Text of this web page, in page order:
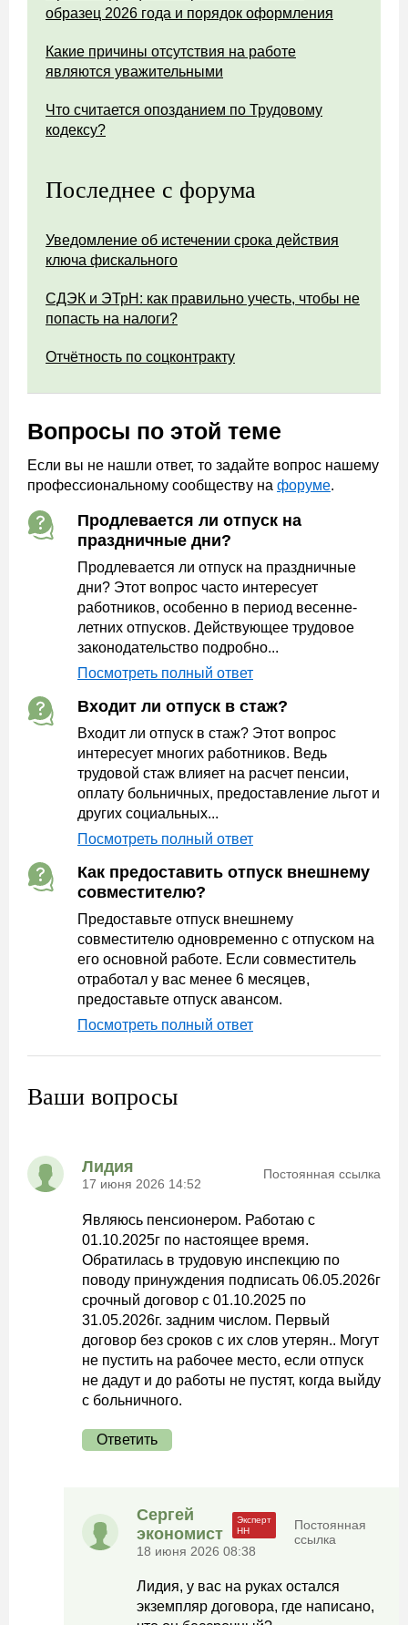
образец 2026 года и порядок оформления
Какие причины отсутствия на работе
являются уважительными
Что считается опозданием по Трудовому
кодексу?
Последнее с форума
Уведомление об истечении срока действия
ключа фискального
СДЭК и ЭТрН: как правильно учесть, чтобы не
попасть на налоги?
Отчётность по соцконтракту
Вопросы по этой теме
Если вы не нашли ответ, то задайте вопрос нашему
профессиональному сообществу на форуме.
Продлевается ли отпуск на
праздничные дни?
Продлевается ли отпуск на праздничные
дни? Этот вопрос часто интересует
работников, особенно в период весенне-
летних отпусков. Действующее трудовое
законодательство подробно...
Посмотреть полный ответ
Входит ли отпуск в стаж?
Входит ли отпуск в стаж? Этот вопрос
интересует многих работников. Ведь
трудовой стаж влияет на расчет пенсии,
оплату больничных, предоставление льгот и
других социальных...
Посмотреть полный ответ
Как предоставить отпуск внешнему
совместителю?
Предоставьте отпуск внешнему
совместителю одновременно с отпуском на
его основной работе. Если совместитель
отработал у вас менее 6 месяцев,
предоставьте отпуск авансом.
Посмотреть полный ответ
Ваши вопросы
Лидия
17 июня 2026 14:52
Постоянная ссылка
Являюсь пенсионером. Работаю с
01.10.2025г по настоящее время.
Обратилась в трудовую инспекцию по
поводу принуждения подписать 06.05.2026г
срочный договор с 01.10.2025 по
31.05.2026г. задним числом. Первый
договор без сроков с их слов утерян.. Могут
не пустить на рабочее место, если отпуск
не дадут и до работы не пустят, когда выйду
с больничного.
Ответить
Сергей
экономист
18 июня 2026 08:38
Постоянная
ссылка
Лидия, у вас на руках остался
экземпляр договора, где написано,